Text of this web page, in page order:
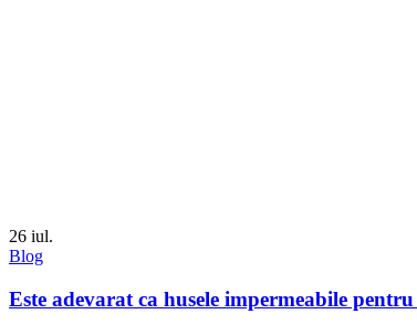
26 iul.
Blog
Este adevarat ca husele impermeabile